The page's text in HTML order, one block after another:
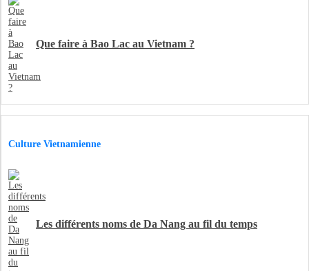
Que faire à Bao Lac au Vietnam ?
Culture Vietnamienne
Les différents noms de Da Nang au fil du temps